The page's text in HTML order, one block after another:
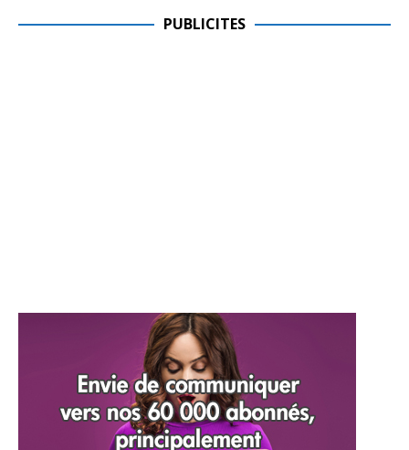
PUBLICITES